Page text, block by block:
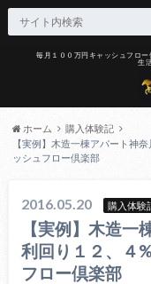
毎月１００万円キャッシュフロ
生
ホーム
購入体験記
【実例】木造一棟アパート神
ッシュフロー倶楽部
2016.05.20 購入体験
【実例】木造
利回り１２、４
フロー倶楽部